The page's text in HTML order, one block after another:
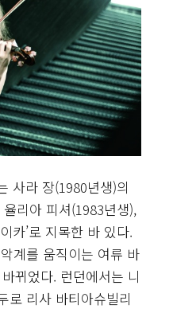
사라 장(1980년생)의
리아 피셔(1983년생),
카’로 지목한 바 있다.
계를 움직이는 여류 바
뀌었다. 런던에서는 니
로 리사 바티아슈빌리